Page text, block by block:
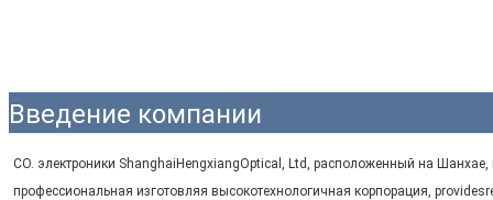
Введение компании
CO. электроники ShanghaiHengxiangOptical, Ltd, расположенный на
профессиональная изготовляя высокотехнологичная корпорация,